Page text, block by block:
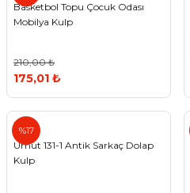
Basketbol Topu Çocuk Odası
Mobilya Kulp
210,00 ₺
175,01 ₺
%17
Umut
Umut 131-1 Antik Sarkaç Dolap
Kulp